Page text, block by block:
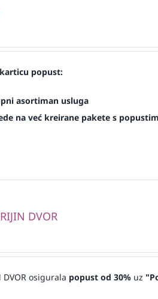
popust:
asortiman usluga
na već kreirane pakete s
DVOR
DVOR osigurala popust od 30%uz